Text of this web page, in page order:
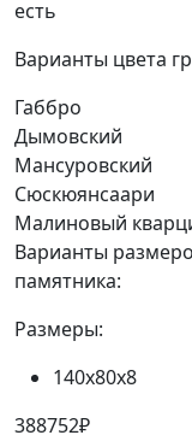
есть
Варианты цвета
Габбро
Дымовский
Мансуровский
Сюскюянсаари
Малиновый
Варианты
памятника:
Размеры:
140х80х8
388752₽